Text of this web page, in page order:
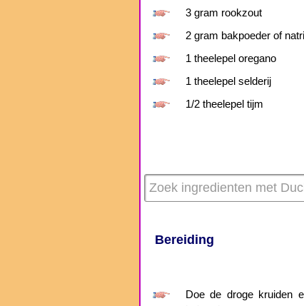
3 gram rookzout
2 gram bakpoeder of
1 theelepel oregano
1 theelepel selderij
1/2 theelepel tijm
Bereiding
Doe de droge kruiden